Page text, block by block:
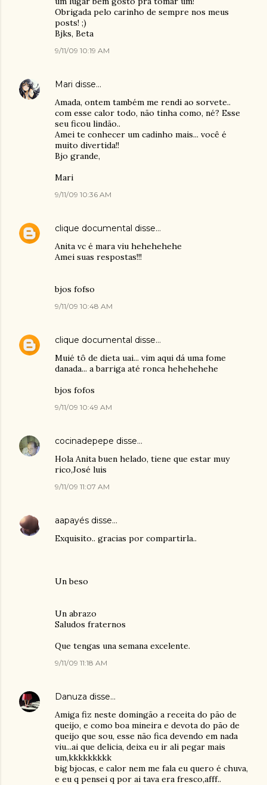
Obrigada pelo carinho de sempre nos meus
posts! ;)
Bjks, Beta
9/11/09 10:19 AM
Mari disse…
Amada, ontem também me rendi ao sorvete..
com esse calor todo, não tinha como, né? Esse
seu ficou lindão..
Amei te conhecer um cadinho mais... você é
muito divertida!!
Bjo grande,
Mari
9/11/09 10:36 AM
clique documental disse…
Anita vc é mara viu hehehehehe
Amei suas respostas!!!
bjos fofso
9/11/09 10:48 AM
clique documental disse…
Muié tô de dieta uai... vim aqui dá uma fome
danada... a barriga até ronca hehehehehe
bjos fofos
9/11/09 10:49 AM
cocinadepepe disse…
Hola Anita buen helado, tiene que estar muy
rico,José luis
9/11/09 11:07 AM
aapayés disse…
Exquisito.. gracias por compartirla..
Un beso
Un abrazo
Saludos fraternos
Que tengas una semana excelente.
9/11/09 11:18 AM
Danuza disse…
Amiga fiz neste domingão a receita do pão de
queijo, e como boa mineira e devota do pão de
queijo que sou, esse não fica devendo em nada
viu...ai que delicia, deixa eu ir ali pegar mais
um,kkkkkkkkk
big bjocas, e calor nem me fala eu quero é chuva,
e eu q pensei q por ai tava era fresco,afff..